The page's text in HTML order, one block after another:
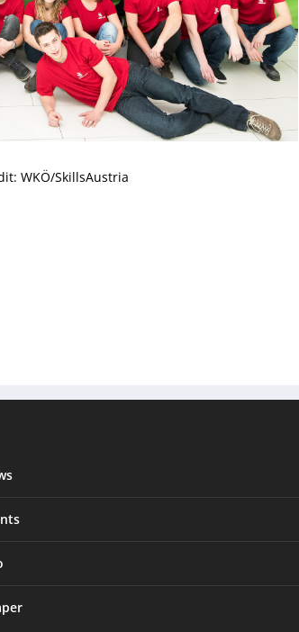
WKÖ/SkillsAustria